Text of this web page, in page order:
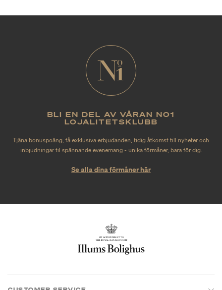
BLI EN DEL AV VÅRAN NO1
LOJALITETSKLUBB
Tjäna bonuspoäng, få exklusiva erbjudanden, tidig åtkomst till nyheter och
inbjudningar til spännande evenemang - unika förmåner, bara för dig.
Se alla dina förmåner här